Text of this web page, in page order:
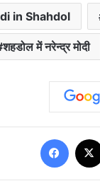
in Shahdol
शहडोल में नरेन्‍द्र मोदी